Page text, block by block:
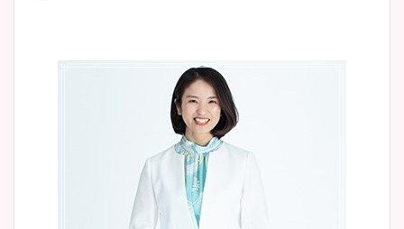
大家彩香アナのかわいいカッ
プ画像まとめ！同期や実家に
安藤萌々アナのカップ画像や